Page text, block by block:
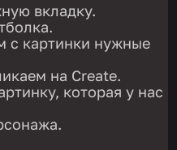
вкладку.
с картинки нужные
на Create.
которая у нас